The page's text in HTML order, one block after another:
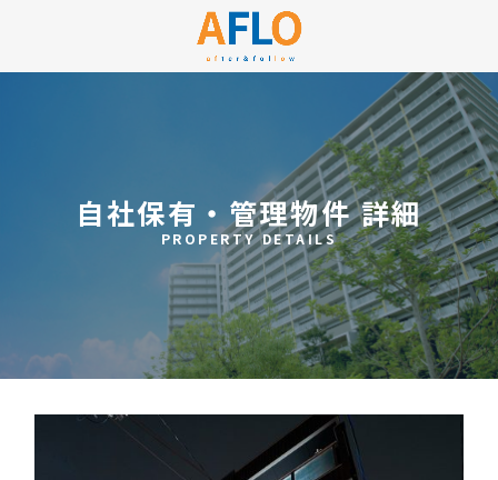
自社保有・管理物件 詳細
PROPERTY DETAILS